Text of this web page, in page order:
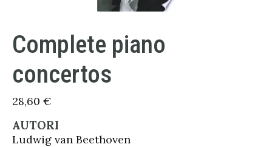
Complete piano
concertos
28,60 €
AUTORI
Ludwig van Beethoven